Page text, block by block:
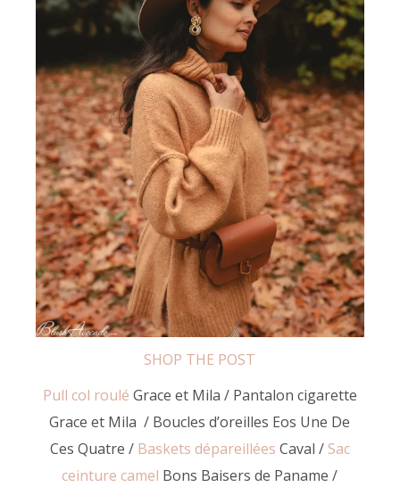
SHOP THE POST
Pull col roulé Grace et Mila / Pantalon cigarette
Grace et Mila / Boucles d’oreilles Eos Une De
Ces Quatre / Baskets dépareillées Caval / Sac
ceinture camel Bons Baisers de Paname /